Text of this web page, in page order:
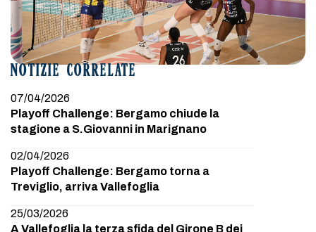
NOTIZIE CORRELATE
07/04/2026
Playoff Challenge: Bergamo chiude la
stagione a S.Giovanni in Marignano
02/04/2026
Playoff Challenge: Bergamo torna a
Treviglio, arriva Vallefoglia
25/03/2026
A Vallefoglia la terza sfida del Girone B dei